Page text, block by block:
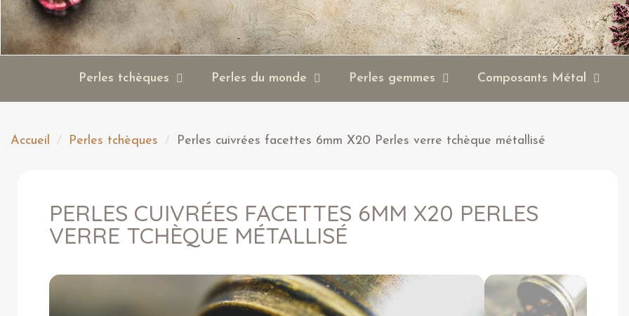
Perles tchèques Perles du monde Perles gemmes Composants Métal
Accueil Perles tchèques Perles cuivrées facettes 6mm X20 Perles verre tchèque métallisé
PERLES CUIVRÉES FACETTES 6MM X20 PERLES
VERRE TCHÈQUE MÉTALLISÉ